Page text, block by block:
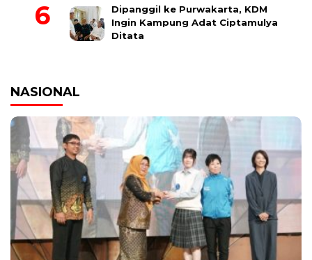
Dipanggil ke Purwakarta, KDM
Ingin Kampung Adat Ciptamulya
Ditata
NASIONAL